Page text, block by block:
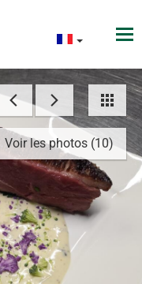
Voir les photos (10)